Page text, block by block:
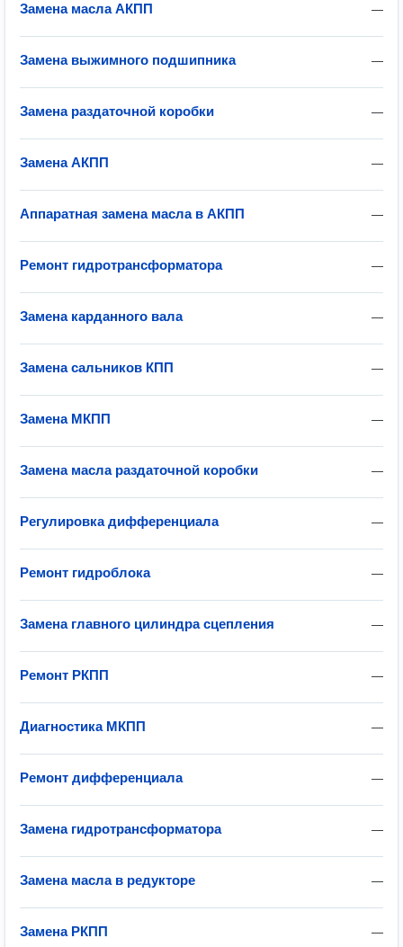
—
Замена масла АКПП
—
Замена выжимного подшипника
—
Замена раздаточной коробки
—
Замена АКПП
—
Аппаратная замена масла в АКПП
—
Ремонт гидротрансформатора
—
Замена карданного вала
—
Замена сальников КПП
—
Замена МКПП
—
Замена масла раздаточной коробки
—
Регулировка дифференциала
—
Ремонт гидроблока
—
Замена главного цилиндра сцепления
—
Ремонт РКПП
—
Диагностика МКПП
—
Ремонт дифференциала
—
Замена гидротрансформатора
—
Замена масла в редукторе
—
Замена РКПП